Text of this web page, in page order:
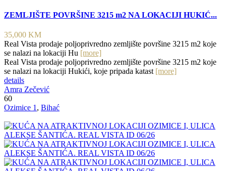
ZEMLJIŠTE POVRŠINE 3215 m2 NA LOKACIJI HUKIĆ...
35,000 KM
Real Vista prodaje poljoprivredno zemljište površine 3215 m2 koje
se nalazi na lokaciji Hu [more]
Real Vista prodaje poljoprivredno zemljište površine 3215 m2 koje
se nalazi na lokaciji Hukići, koje pripada katast [more]
details
Amra Zečević
60
Ozimice 1 , Bihać